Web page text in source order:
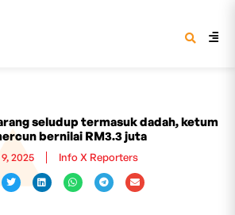
seludup termasuk dadah, ketum
bernilai RM3.3 juta
2025 Info X Reporters